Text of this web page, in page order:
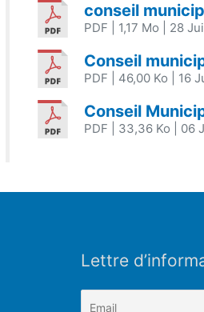
conseil
PDF | 1,17 Mo | 28
Conseil
PDF | 46,00 Ko | 16
Conseil
PDF | 33,36 Ko | 06
Lettre